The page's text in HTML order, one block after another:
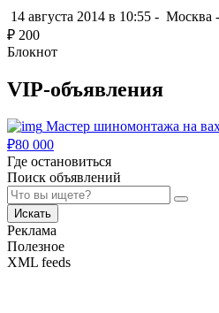
14 августа 2014 в 10:55 - Москва -
₽ 200
Блокнот
VIP-объявления
Мастер шиномонтажа на
₽80 000
Где остановиться
Поиск объявлений
Искать
Реклама
Полезное
XML feeds